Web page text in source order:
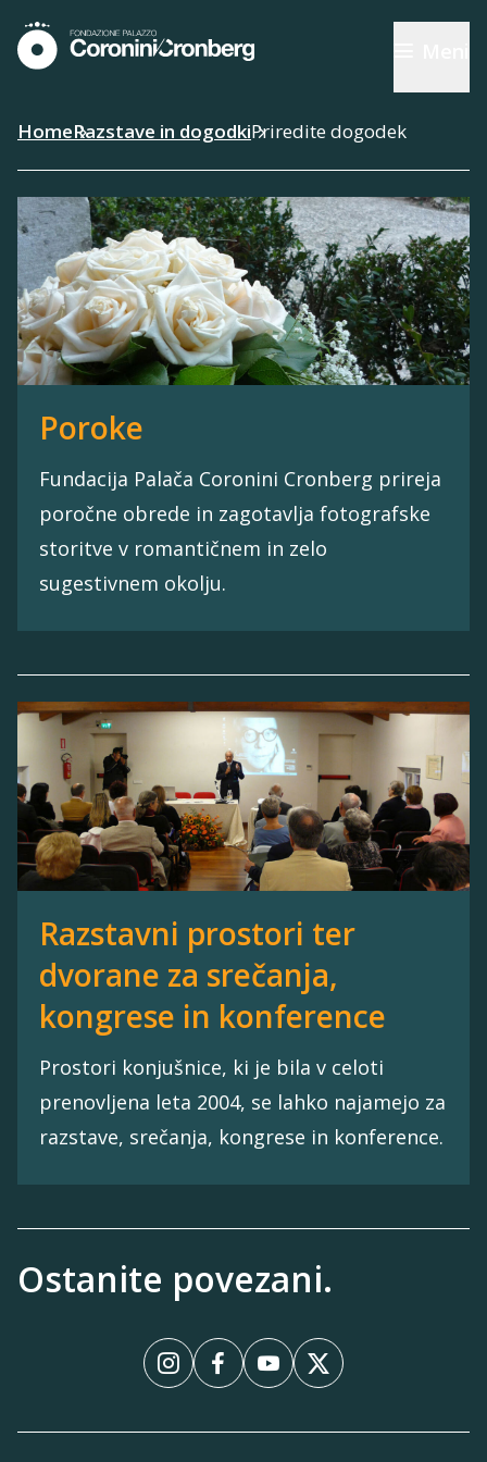
HomeRazstave in dogodkiPriredite dogodek
Poroke
Fundacija Palača Coronini Cronberg prireja
poročne obrede in zagotavlja fotografske
storitve v romantičnem in zelo
sugestivnem okolju.
Razstavni prostori ter
dvorane za srečanja,
kongrese in konference
Prostori konjušnice, ki je bila v celoti
prenovljena leta 2004, se lahko najamejo za
razstave, srečanja, kongrese in konference.
Ostanite povezani.
InstagramInstagram
FacebookFacebook
YouTubeYouTube
XX